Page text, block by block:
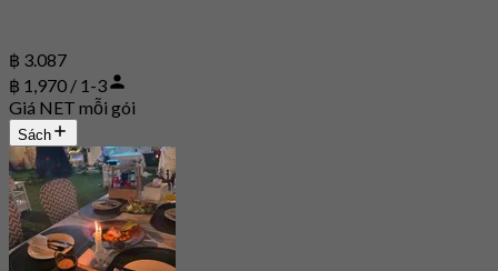
฿ 3.087
฿ 1,970 / 1-3
Giá NET mỗi gói
Sách